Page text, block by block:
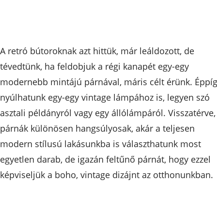
A retró bútoroknak azt hittük, már leáldozott, de
tévedtünk, ha feldobjuk a régi kanapét egy-egy
modernebb mintájú párnával, máris célt érünk.
nyúlhatunk egy-egy vintage lámpához is, legyen szó
asztali példányról vagy egy állólámpáról.
párnák különösen hangsúlyosak, akár a teljesen
modern stílusú lakásunkba is választhatunk most
egyetlen darab, de igazán feltűnő párnát, hogy ezzel
képviseljük a boho, vintage dizájnt az otthonunkban.